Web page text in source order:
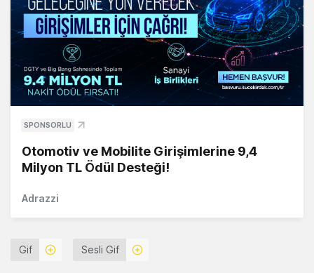
SPONSORLU
Otomotiv ve Mobilite Girişimlerine 9,4
Milyon TL Ödül Desteği!
Adrazzi
Gif Sesli Gif